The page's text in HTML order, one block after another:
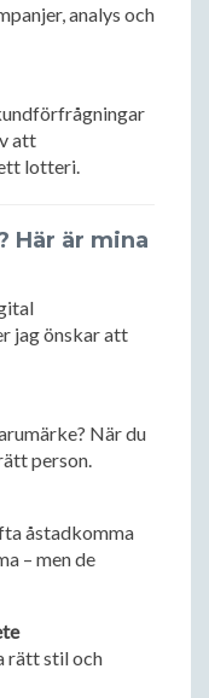
analys och
att
lotteri.
Här är mina
jag önskar att
När du
person.
åstadkomma
– men de
rätt stil och